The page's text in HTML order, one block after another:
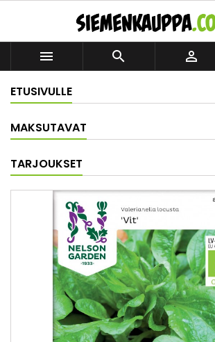
  
ETUSIVULLE
MAKSUTAVAT
TARJOUKSET